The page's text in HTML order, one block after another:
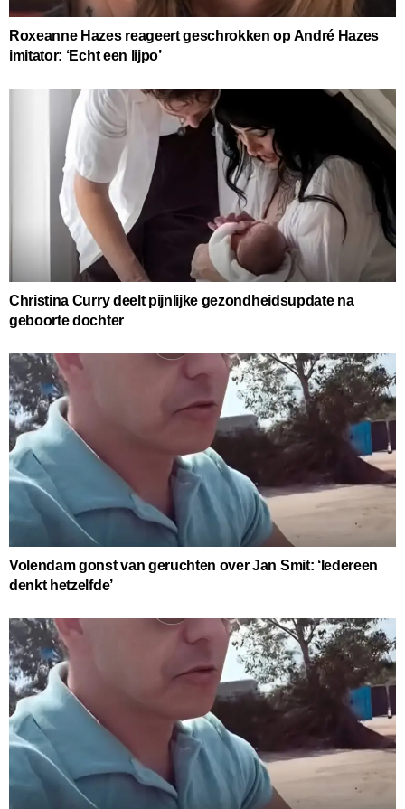
Roxeanne Hazes reageert geschrokken op André Hazes
imitator: ‘Echt een lijpo’
Christina Curry deelt pijnlijke gezondheidsupdate na
geboorte dochter
Volendam gonst van geruchten over Jan Smit: ‘Iedereen
denkt hetzelfde’